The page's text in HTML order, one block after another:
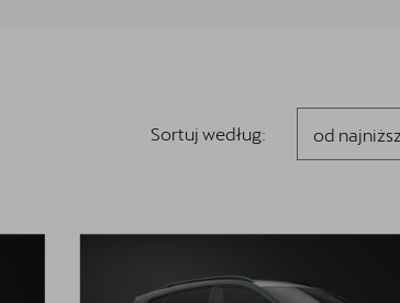
Sortuj według: od